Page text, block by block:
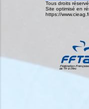
Tous droits
Site optimisé en
https://